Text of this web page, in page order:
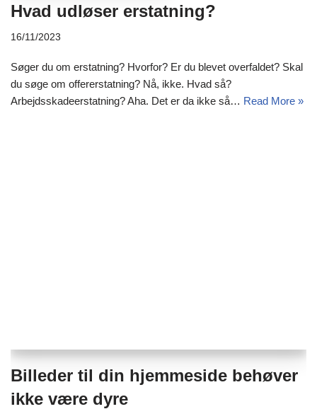
Hvad udløser erstatning?
16/11/2023
Søger du om erstatning? Hvorfor? Er du blevet overfaldet? Skal
du søge om offererstatning? Nå, ikke. Hvad så?
Arbejdsskadeerstatning? Aha. Det er da ikke så… Read More »
Billeder til din hjemmeside behøver
ikke være dyre